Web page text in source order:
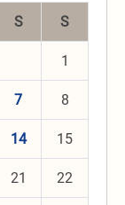
S S
1
7 8
14 15
21 22